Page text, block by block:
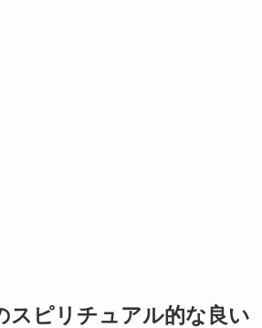
スピリチュアル的な良い